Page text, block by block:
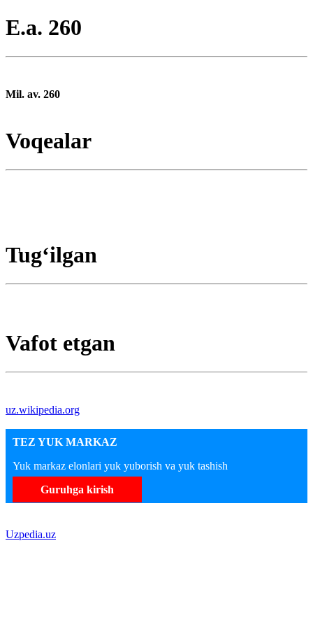
E.a. 260
Mil. av. 260
Voqealar
Tugʻilgan
Vafot etgan
uz.wikipedia.org
TEZ YUK MARKAZ
Yuk markaz elonlari yuk yuborish va yuk tashish
Guruhga kirish
Uzpedia.uz